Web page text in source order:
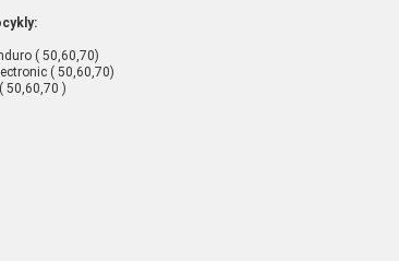
( 50,60,70)
( 50,60,70)
50,60,70 )